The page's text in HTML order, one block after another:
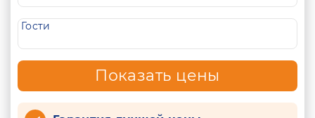
Гости
Показать цены